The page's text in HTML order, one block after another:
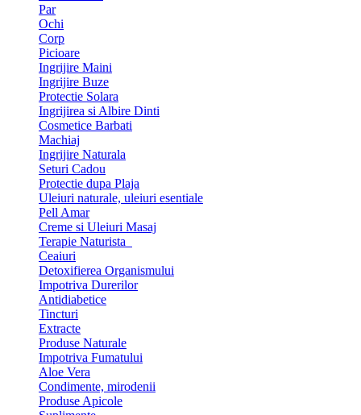
Par
Ochi
Corp
Picioare
Ingrijire Maini
Ingrijire Buze
Protectie Solara
Ingrijirea si Albire Dinti
Cosmetice Barbati
Machiaj
Ingrijire Naturala
Seturi Cadou
Protectie dupa Plaja
Uleiuri naturale, uleiuri esentiale
Pell Amar
Creme si Uleiuri Masaj
Terapie Naturista
Ceaiuri
Detoxifierea Organismului
Impotriva Durerilor
Antidiabetice
Tincturi
Extracte
Produse Naturale
Impotriva Fumatului
Aloe Vera
Condimente, mirodenii
Produse Apicole